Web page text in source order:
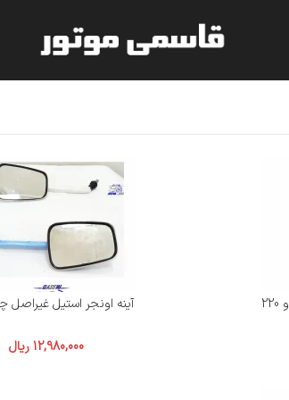
آینه اونجر استیل غیراصل
12,980,000 ریال